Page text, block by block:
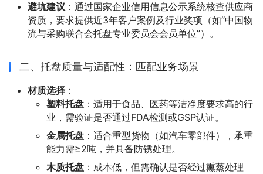
避坑建议 ：通过国家企业信用信息公示系统核查供应商
资质，要求提供近3年客户案例及行业奖项（如“中国物
流与采购联合会托盘专业委员会会员单位”）。
二、托盘质量与适配性：匹配业务场景
材质选择 ：
塑料托盘 ：适用于食品、医药等洁净度要求高的行
业，需验证是否通过FDA检测或GSP认证。
金属托盘 ：适合重型货物（如汽车零部件），承重
能力需≥2吨，并具备防锈处理。
木质托盘 ：成本低，但需确认是否经过熏蒸处理